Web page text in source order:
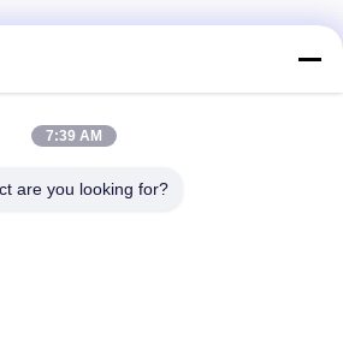
рассылку для
7:39 AM
are you looking for?